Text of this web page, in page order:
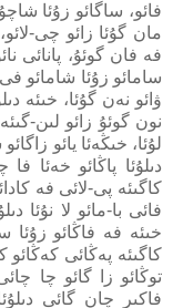
فائو، ساگائو زۇئا
مان گۇئا زائو چى-
فە فان گوئۇ، پانائى
سامائو زۇئا شامائو فى
ۋائو نەن گۇئا، خىئە
نون گوئۇ زائو لىن-
لۇئا، خىڭەئا يائو
دىلۇئا پاڭائو خەئا فا
كاگىئە پى-لائى فە
فائى با-مائو لا نۇئا
خىئە فە فاڭائو زۇئا
كاگىئە پەڭائى كەڭائو
توڭائو زا گائو چا
فاكىر چان گائى